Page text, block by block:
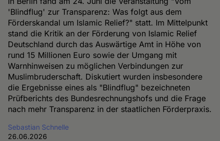
'Blindflug' zur Transparenz: Was folgt aus dem
Förderskandal um Islamic Relief?" statt. Im Mittelpunkt
stand die Kritik an der Förderung von Islamic Relief
Deutschland durch das Auswärtige Amt in Höhe von
rund 15 Millionen Euro sowie der Umgang mit
Warnhinweisen zu möglichen Verbindungen zur
Muslimbruderschaft. Diskutiert wurden insbesondere
die Ergebnisse eines als "Blindflug" bezeichneten
Prüfberichts des Bundesrechnungshofs und die Frage
nach mehr Transparenz in der staatlichen Förderpraxis.
Sebastian Schnelle
26.06.2026